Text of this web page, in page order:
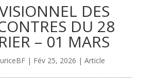
DES
DU 28
– 01 MARS
| Fév 25, 2026 | Article